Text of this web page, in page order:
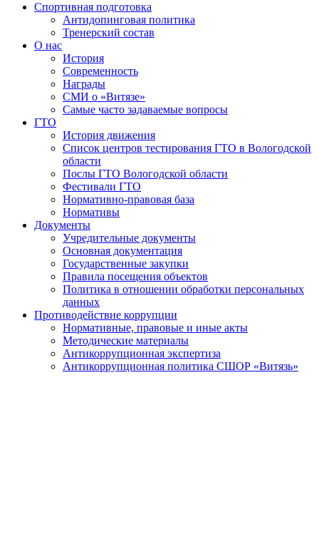
Спортивная подготовка
Антидопинговая политика
Тренерский состав
О нас
История
Современность
Награды
СМИ о «Витязе»
Самые часто задаваемые вопросы
ГТО
История движения
Список центров тестирования ГТО в Вологодской
области
Послы ГТО Вологодской области
Фестивали ГТО
Нормативно-правовая база
Нормативы
Документы
Учредительные документы
Основная документация
Государственные закупки
Правила посещения объектов
Политика в отношении обработки персональных
данных
Противодействие коррупции
Нормативные, правовые и иные акты
Методические материалы
Антикоррупционная экспертиза
Антикоррупционная политика СШОР «Витязь»